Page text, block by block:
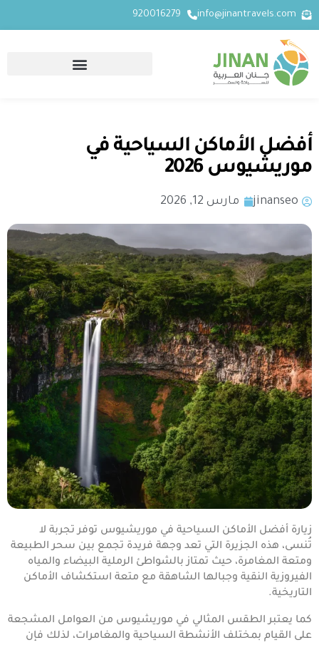
info@jinantravels.com
920016279
أفضل الأماكن السياحية في
موريشيوس 2026
jinanseo مارس 12, 2026
زيارة أفضل الأماكن السياحية في موريشيوس توفر تجربة لا
تُنسى، هذه الجزيرة التي تعد وجهة فريدة تجمع بين سحر الطبيعة
ومتعة المغامرة، حيث تمتاز بالشواطئ الرملية البيضاء والمياه
الفيروزية النقية وجبالها الشاهقة مع متعة استكشاف الأماكن
التاريخية.
كما يعتبر الطقس المثالي في موريشيوس من العوامل المشجعة
على القيام بمختلف الأنشطة السياحية والمغامرات، لذلك فإن